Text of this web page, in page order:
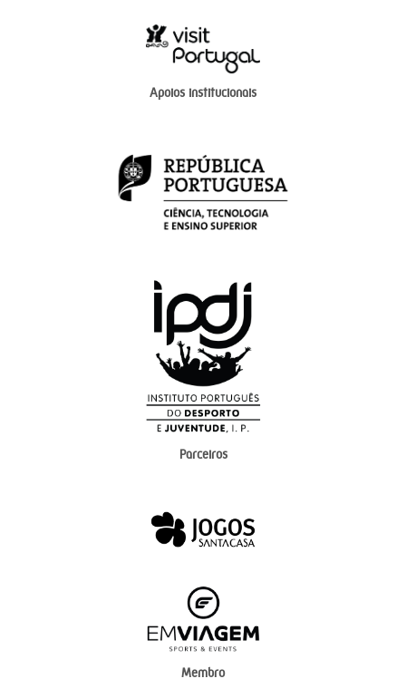
Apoios institucionais
Parceiros
Membro